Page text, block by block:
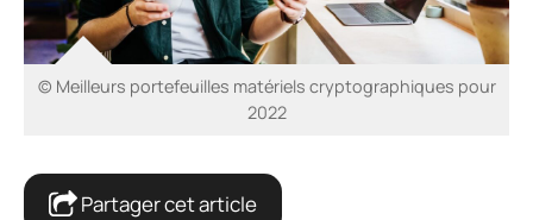
© Meilleurs portefeuilles matériels cryptographiques pour
2022
Partager cet article